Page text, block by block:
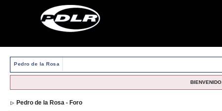
Pedro de la Rosa
Pedro de la Rosa - Foro